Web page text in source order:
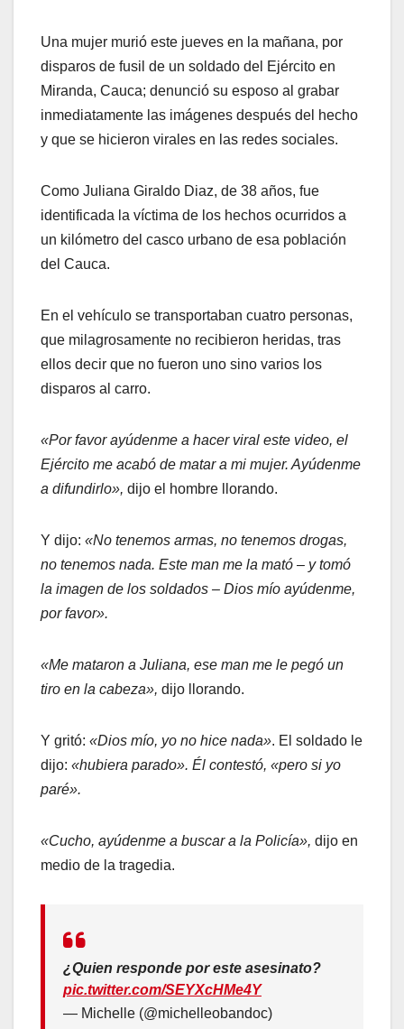
Una mujer murió este jueves en la mañana, por
disparos de fusil de un soldado del Ejército en
Miranda, Cauca; denunció su esposo al grabar
inmediatamente las imágenes después del hecho
y que se hicieron virales en las redes sociales.
Como Juliana Giraldo Diaz, de 38 años, fue
identificada la víctima de los hechos ocurridos a
un kilómetro del casco urbano de esa población
del Cauca.
En el vehículo se transportaban cuatro personas,
que milagrosamente no recibieron heridas, tras
ellos decir que no fueron uno sino varios los
disparos al carro.
«Por favor ayúdenme a hacer viral este video, el
Ejército me acabó de matar a mi mujer. Ayúdenme
a difundirlo», dijo el hombre llorando.
Y dijo: «No tenemos armas, no tenemos drogas,
no tenemos nada. Este man me la mató – y tomó
la imagen de los soldados – Dios mío ayúdenme,
por favor».
«Me mataron a Juliana, ese man me le pegó un
tiro en la cabeza», dijo llorando.
Y gritó: «Dios mío, yo no hice nada». El soldado le
dijo: «hubiera parado». Él contestó, «pero si yo
paré».
«Cucho, ayúdenme a buscar a la Policía», dijo en
medio de la tragedia.
¿Quien responde por este asesinato?
pic.twitter.com/SEYXcHMe4Y
— Michelle (@michelleobandoc)